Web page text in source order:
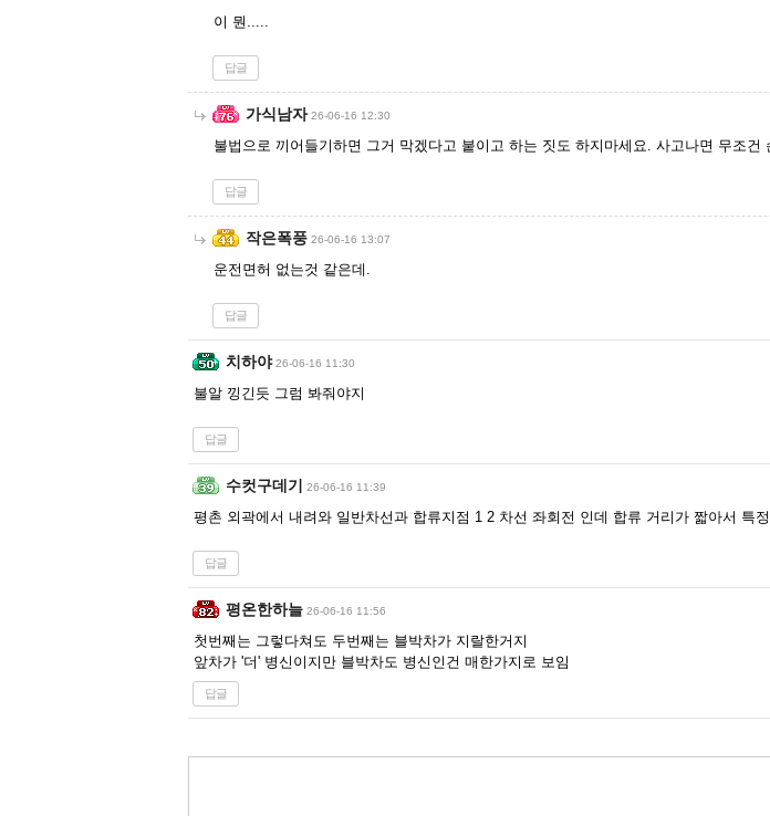
이 뭔.....
답글
가식남자 26-06-16 12:30
불법으로 끼어들기하면 그거 막겠다고 붙이고 하는 짓도 하지마세요. 사고나면 무조건
답글
작은폭풍 26-06-16 13:07
운전면허 없는것 같은데.
답글
치하야 26-06-16 11:30
불알 낑긴듯 그럼 봐줘야지
답글
수컷구데기 26-06-16 11:39
평촌 외곽에서 내려와 일반차선과 합류지점 1 2 차선 좌회전 인데 합류 거리가 짧아서 특
답글
평온한하늘 26-06-16 11:56
첫번째는 그렇다쳐도 두번째는 블박차가 지랄한거지
앞차가 '더' 병신이지만 블박차도 병신인건 매한가지로 보임
답글